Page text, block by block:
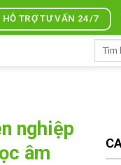
HỖ TRỢ TƯ VẤN 24/7
Tìm
nghiệp
âm